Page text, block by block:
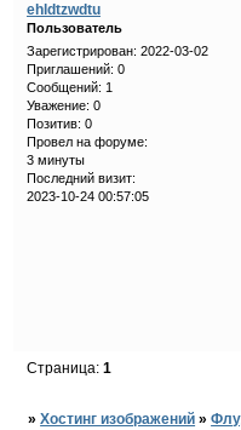
ehldtzwdtu
Пользователь
Зарегистрирован: 2022-03-02
Приглашений: 0
Сообщений: 1
Уважение: 0
Позитив: 0
Провел на форуме:
3 минуты
Последний визит:
2023-10-24 00:57:05
Страница:1
»Хостинг изображений »